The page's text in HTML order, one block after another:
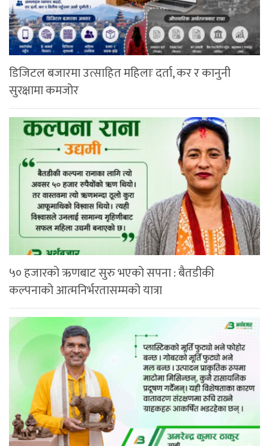
डिजिटल बजारमा उत्साहित महिलाः दर्ता, कर र कानुनी
सुरक्षामा कमजोर
५० हजारको ऋणबाट सुरु भएको सपना : बैतडीकी
कल्पनाको आत्मनिर्भरतासम्मको यात्रा